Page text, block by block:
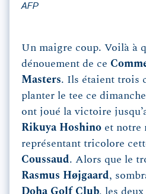
AFP
Un maigre coup. Voilà à
dénouement de ce
Masters. Ils étaient trois
planter le tee ce
ont joué la victoire
Rikuya Hoshino et notre
représentant tricolore
Coussaud. Alors que le
Rasmus Højgaard,
Doha Golf Club, les